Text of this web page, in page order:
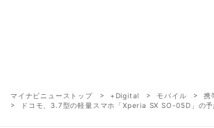
マイナビニューストップ +Digital モバイル
携
ドコモ、3.7型の軽量スマホ「Xperia SX SO-05D」の